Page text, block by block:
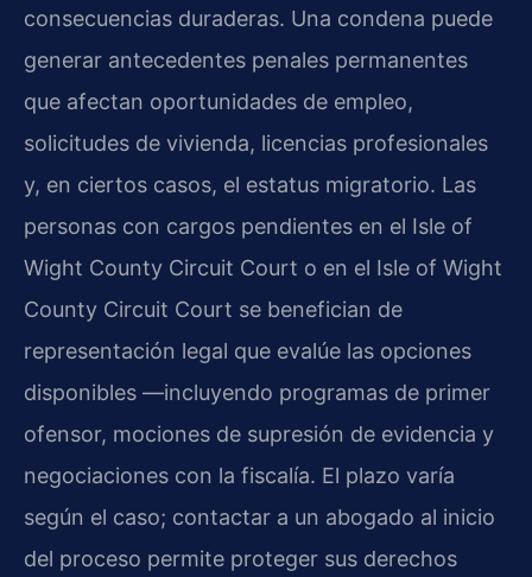
consecuencias duraderas. Una condena puede
generar antecedentes penales permanentes
que afectan oportunidades de empleo,
solicitudes de vivienda, licencias profesionales
y, en ciertos casos, el estatus migratorio. Las
personas con cargos pendientes en el Isle of
Wight County Circuit Court o en el Isle of Wight
County Circuit Court se benefician de
representación legal que evalúe las opciones
disponibles —incluyendo programas de primer
ofensor, mociones de supresión de evidencia y
negociaciones con la fiscalía. El plazo varía
según el caso; contactar a un abogado al inicio
del proceso permite proteger sus derechos